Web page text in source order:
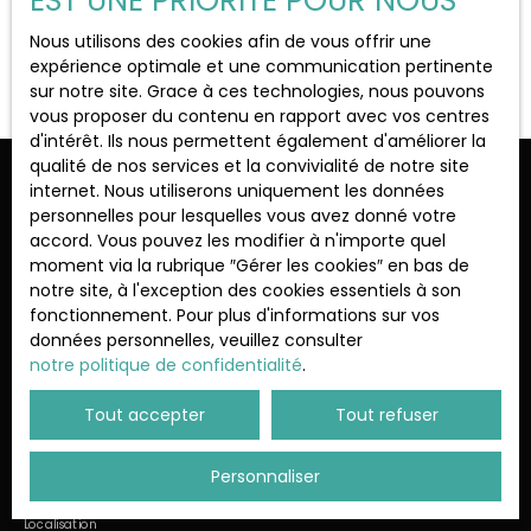
Feucherolles (78810)
Localisation
Budget max (€)
Surface min (m²)
Rechercher
Aucun résultat
Ne manquez plus aucun bien
correspondant à votre recherche !
Prénom Nom
Email
Localisation
Nous utilisons des cookies afin de vous offrir une
expérience optimale et une communication pertinente
sur notre site. Grace à ces technologies, nous pouvons
vous proposer du contenu en rapport avec vos centres
d'intérêt. Ils nous permettent également d'améliorer la
qualité de nos services et la convivialité de notre site
internet. Nous utiliserons uniquement les données
personnelles pour lesquelles vous avez donné votre
accord. Vous pouvez les modifier à n'importe quel
moment via la rubrique ″Gérer les cookies″ en bas de
notre site, à l'exception des cookies essentiels à son
fonctionnement. Pour plus d'informations sur vos
données personnelles, veuillez consulter
notre politique de confidentialité.
Tout accepter Tout refuser
Personnaliser